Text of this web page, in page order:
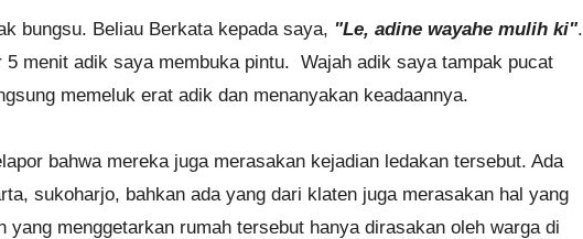
bungsu. Beliau Berkata kepada saya, "Le, adine wayahe mulih ki".
5 menit adik saya membuka pintu. Wajah adik saya tampak pucat
memeluk erat adik dan menanyakan keadaannya.
bahwa mereka juga merasakan kejadian ledakan tersebut. Ada
sukoharjo, bahkan ada yang dari klaten juga merasakan hal yang
yang menggetarkan rumah tersebut hanya dirasakan oleh warga di